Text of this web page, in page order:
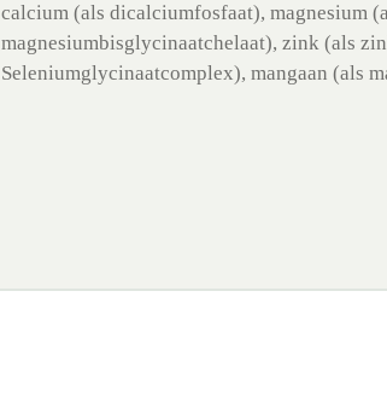
calcium (als dicalciumfosfaat), magnesium
magnesiumbisglycinaatchelaat), zink (als
Seleniumglycinaatcomplex), mangaan (als